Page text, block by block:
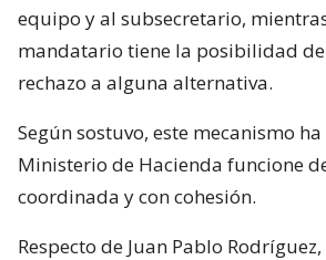
equipo y al subsecretario,
mandatario tiene la posibilidad
rechazo a alguna alternativa.
Según sostuvo, este mecanismo
Ministerio de Hacienda funcione
coordinada y con cohesión.
Respecto de Juan Pablo